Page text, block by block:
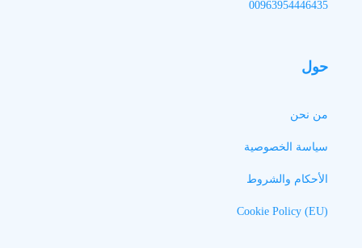
00963954446435
حول
من نحن
سياسة الخصوصية
الأحكام والشروط
Cookie Policy (EU)